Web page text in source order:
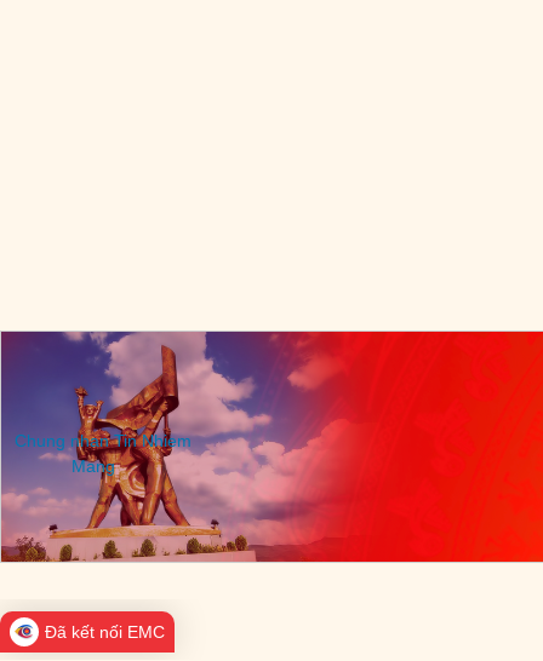
Đã kết nối EMC